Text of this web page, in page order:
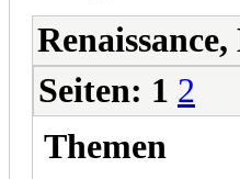
Seiten: 1 2
Themen